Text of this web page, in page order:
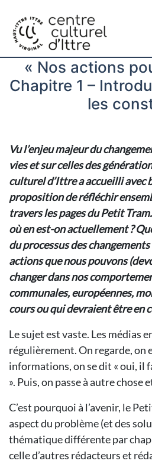
« Nos actions
Chapitre 1 –
les
Vu l’enjeu majeur du
vies et sur celles des
culturel d’Ittre a accueilli avec
proposition de réfléchir
travers les pages du Petit
où en est-on actuellement ?
du processus des
actions que nous pouvons
changer dans nos
communales, européennes,
cours ou qui devraient être en
Le sujet est vaste. Les médias
régulièrement. On regarde, on
informations, on se dit « oui, il
». Puis, on passe à autre chose
C’est pourquoi à l’avenir, le
aspect du problème (et des
thématique différente par
celle d’autres rédacteurs et